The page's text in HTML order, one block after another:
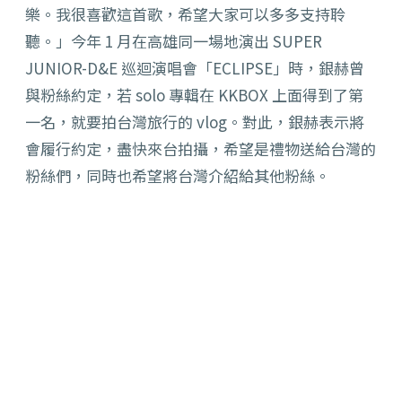
樂。我很喜歡這首歌，希望大家可以多多支持聆
聽。」 今年 1 月在高雄同一場地演出 SUPER
JUNIOR-D&E 巡迴演唱會「ECLIPSE」時，銀赫曾
與粉絲約定，若 solo 專輯在 KKBOX 上面得到了第
一名，就要拍台灣旅行的 vlog。對此，銀赫表示將
會履行約定，盡快來台拍攝，希望是禮物送給台灣的
粉絲們，同時也希望將台灣介紹給其他粉絲。